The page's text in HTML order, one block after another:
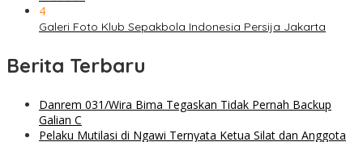
4
Galeri Foto Klub Sepakbola Indonesia Persija Jakarta
Berita Terbaru
Danrem 031/Wira Bima Tegaskan Tidak Pernah Backup
Galian C
Pelaku Mutilasi di Ngawi Ternyata Ketua Silat dan Anggota